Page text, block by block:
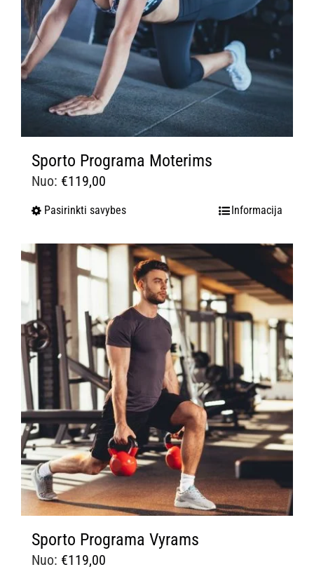
Sporto Programa Moterims
Nuo: €119,00
Pasirinkti savybes Informacija
Sporto Programa Vyrams
Nuo: €119,00